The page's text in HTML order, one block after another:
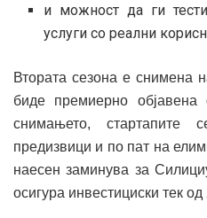
и можност да ги
услуги со реални
Втората сезона е снимена
биде премиерно
снимањето, стартапите
предизвици и по пат на
наесен заминува за
осигура инвестициски тек